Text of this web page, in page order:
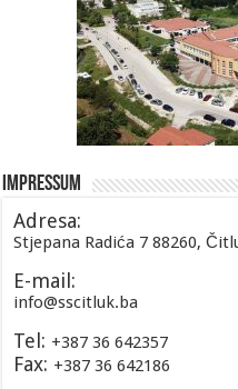
Impressum
Adresa:
Stjepana Radića 7 88260,
E-mail:
info@sscitluk.ba
Tel: +387 36 642357
Fax: +387 36 642186